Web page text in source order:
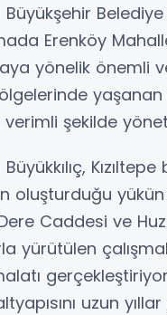
Belediye
Erenköy
yönelik önemli
verimli şekilde
Büyükkılıç,
oluşturduğu
Caddesi ve
yürütülen
uzun